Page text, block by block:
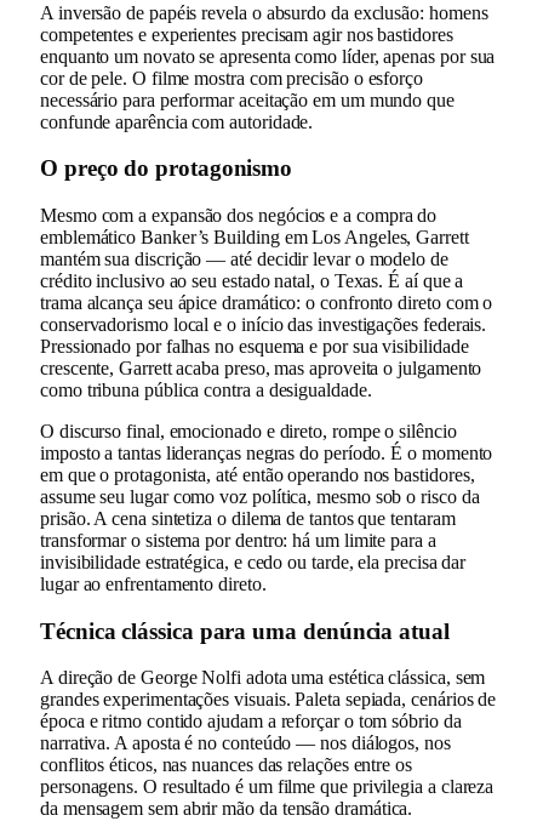
A inversão de papéis revela o absurdo da exclusão: homens
competentes e experientes precisam agir nos bastidores
enquanto um novato se apresenta como líder, apenas por sua
cor de pele. O filme mostra com precisão o esforço
necessário para performar aceitação em um mundo que
confunde aparência com autoridade.
O preço do protagonismo
Mesmo com a expansão dos negócios e a compra do
emblemático Banker’s Building em Los Angeles, Garrett
mantém sua discrição — até decidir levar o modelo de
crédito inclusivo ao seu estado natal, o Texas. É aí que a
trama alcança seu ápice dramático: o confronto direto com o
conservadorismo local e o início das investigações federais.
Pressionado por falhas no esquema e por sua visibilidade
crescente, Garrett acaba preso, mas aproveita o julgamento
como tribuna pública contra a desigualdade.
O discurso final, emocionado e direto, rompe o silêncio
imposto a tantas lideranças negras do período. É o momento
em que o protagonista, até então operando nos bastidores,
assume seu lugar como voz política, mesmo sob o risco da
prisão. A cena sintetiza o dilema de tantos que tentaram
transformar o sistema por dentro: há um limite para a
invisibilidade estratégica, e cedo ou tarde, ela precisa dar
lugar ao enfrentamento direto.
Técnica clássica para uma denúncia atual
A direção de George Nolfi adota uma estética clássica, sem
grandes experimentações visuais. Paleta sepiada, cenários de
época e ritmo contido ajudam a reforçar o tom sóbrio da
narrativa. A aposta é no conteúdo — nos diálogos, nos
conflitos éticos, nas nuances das relações entre os
personagens. O resultado é um filme que privilegia a clareza
da mensagem sem abrir mão da tensão dramática.